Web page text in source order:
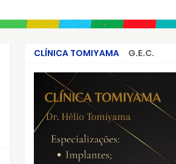
CLÍNICA TOMIYAMA
G.E.C.
CRIMES QUE ABALARAM O BRASIL